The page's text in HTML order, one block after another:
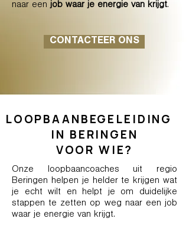
naar eenjob waar je energie van krijgt.
CONTACTEER ONS
LOOPBAANBEGELEIDING
IN BERINGEN
VOOR WIE?
Onze loopbaancoaches uit regio
Beringen helpen je helder te krijgen wat
je echt wilt en helpt je om duidelijke
stappen te zetten op weg naar een job
waar je energie van krijgt.